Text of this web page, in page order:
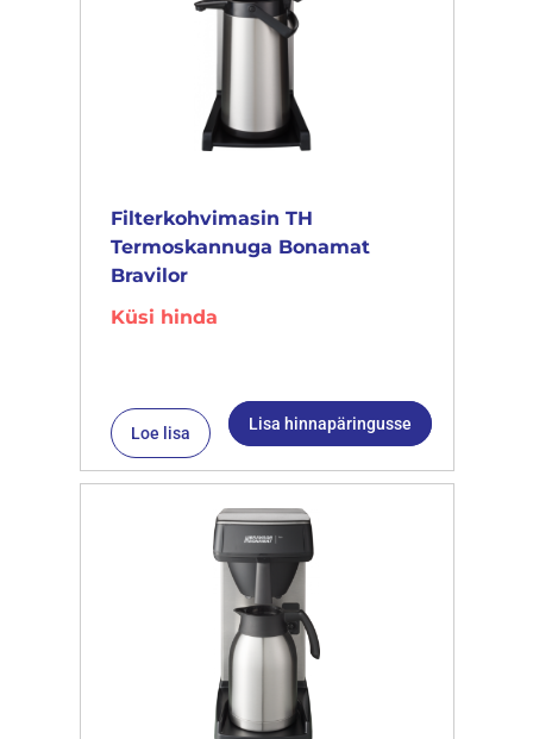
Filterkohvimasin TH
Termoskannuga Bonamat
Bravilor
Küsi hinda
Loe lisa Lisa hinnapäringusse